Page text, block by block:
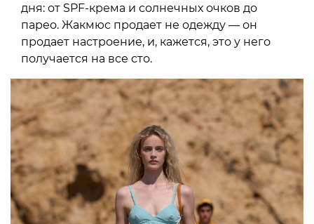
дня: от SPF-крема и солнечных очков до
парео. Жакмюс продает не одежду — он
продает настроение, и, кажется, это у него
получается на все сто.